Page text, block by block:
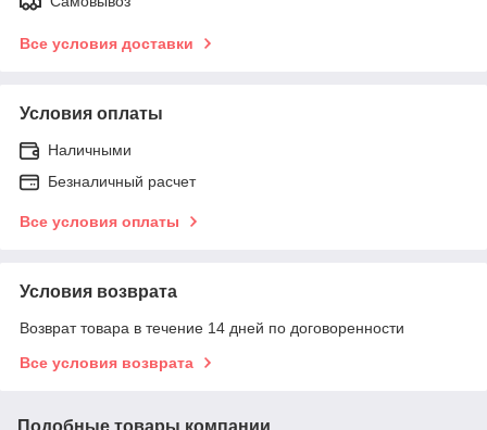
Все условия доставки
Условия оплаты
Наличными
Безналичный расчет
Все условия оплаты
Условия возврата
Возврат товара в течение 14 дней по договоренности
Все условия возврата
Подобные товары компании